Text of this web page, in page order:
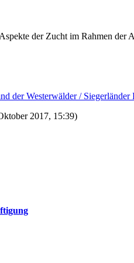
der Zucht im Rahmen der
der Westerwälder / Siegerländer
2017, 15:39)